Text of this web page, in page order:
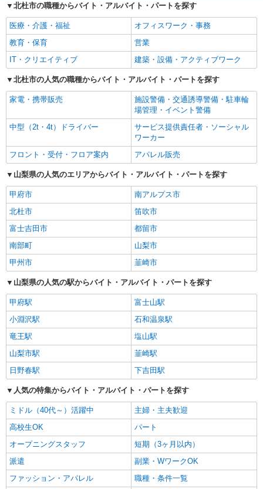
北杜市の職種からバイト・アルバイト・パートを探す
医療・介護・福祉
オフィスワーク・事務
教育・保育
営業
IT・クリエイティブ
建築・設備・アクティブワーク
北杜市の人気の職種からバイト・アルバイト・パートを探す
家電・携帯販売
施設警備・交通誘導警備・駐車輪
場管理・イベント警備
中型（2t・4t）ドライバー
サービス提供責任者・ソーシャル
ワーカー
フロント・受付・フロア案内
アパレル販売
山梨県の人気のエリアからバイト・アルバイト・パートを探す
甲府市
南アルプス市
北杜市
笛吹市
富士吉田市
都留市
南部町
山梨市
甲州市
韮崎市
山梨県の人気の駅からバイト・アルバイト・パートを探す
甲府駅
富士山駅
小淵沢駅
石和温泉駅
竜王駅
塩山駅
山梨市駅
韮崎駅
日野春駅
下吉田駅
人気の特集からバイト・アルバイト・パートを探す
ミドル（40代～）活躍中
主婦・主夫歓迎
高校生OK
パート
オープニングスタッフ
短期（3ヶ月以内）
派遣
副業・WワークOK
ファッション・アパレル
職種・条件一覧